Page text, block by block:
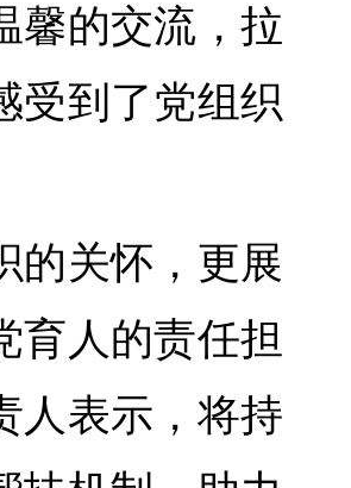
馨的交流，拉
受到了党组织
的关怀，更展
育人的责任担
人表示，将持